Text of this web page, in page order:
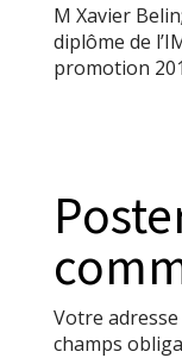
M Xavier
diplôme de
promotion
Votre
champs